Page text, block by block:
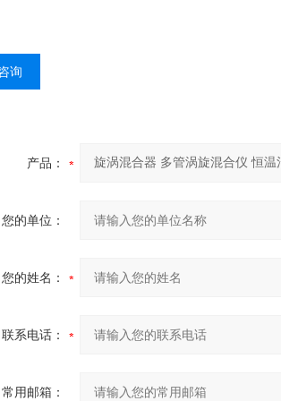
询
产品：
您的单位：
您的姓名：
联系电话：
常用邮箱：